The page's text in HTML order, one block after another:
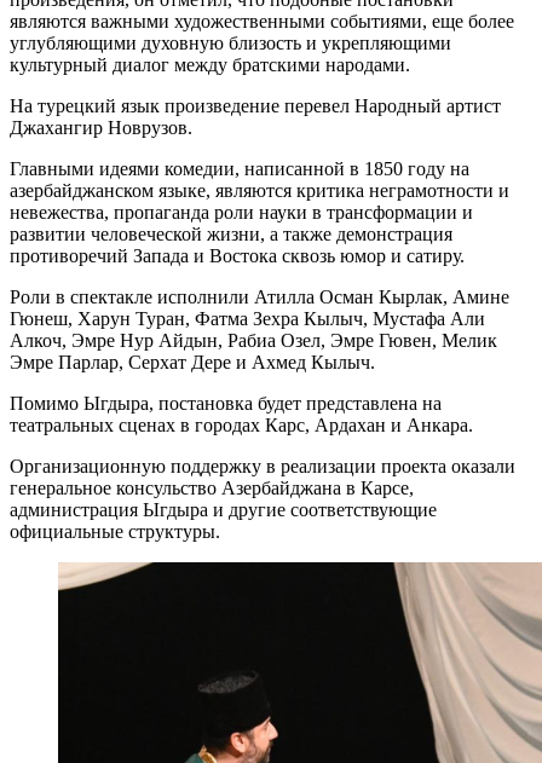
являются важными художественными событиями, еще более
углубляющими духовную близость и укрепляющими
культурный диалог между братскими народами.
На турецкий язык произведение перевел Народный артист
Джахангир Новрузов.
Главными идеями комедии, написанной в 1850 году на
азербайджанском языке, являются критика неграмотности и
невежества, пропаганда роли науки в трансформации и
развитии человеческой жизни, а также демонстрация
противоречий Запада и Востока сквозь юмор и сатиру.
Роли в спектакле исполнили Атилла Осман Кырлак, Амине
Гюнеш, Харун Туран, Фатма Зехра Кылыч, Мустафа Али
Алкоч, Эмре Нур Айдын, Рабиа Озел, Эмре Гювен, Мелик
Эмре Парлар, Серхат Дере и Ахмед Кылыч.
Помимо Ыгдыра, постановка будет представлена на
театральных сценах в городах Карс, Ардахан и Анкара.
Организационную поддержку в реализации проекта оказали
генеральное консульство Азербайджана в Карсе,
администрация Ыгдыра и другие соответствующие
официальные структуры.